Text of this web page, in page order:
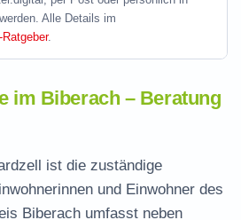
Alle Details im
.
im Biberach – Beratung
ist die zuständige
und Einwohner des
Biberach umfasst neben